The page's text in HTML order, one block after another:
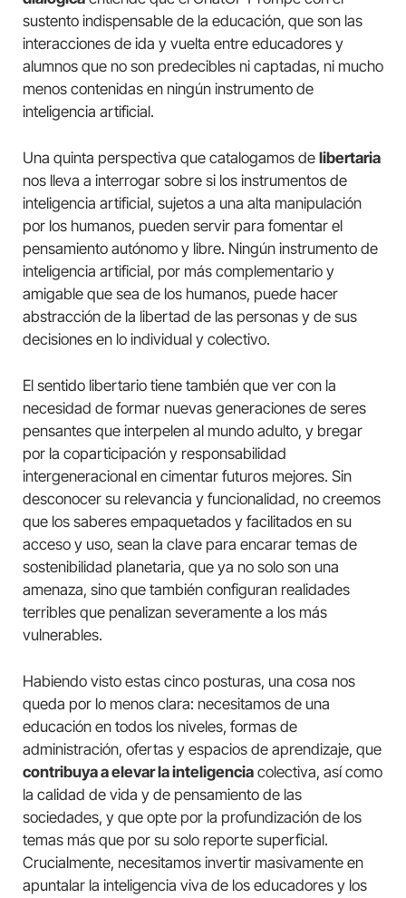
sustento indispensable de la educación, que son las
interacciones de ida y vuelta entre educadores y
alumnos que no son predecibles ni captadas, ni mucho
menos contenidas en ningún instrumento de
inteligencia artificial.
Una quinta perspectiva que catalogamos de libertaria
nos lleva a interrogar sobre si los instrumentos de
inteligencia artificial, sujetos a una alta manipulación
por los humanos, pueden servir para fomentar el
pensamiento autónomo y libre. Ningún instrumento de
inteligencia artificial, por más complementario y
amigable que sea de los humanos, puede hacer
abstracción de la libertad de las personas y de sus
decisiones en lo individual y colectivo.
El sentido libertario tiene también que ver con la
necesidad de formar nuevas generaciones de seres
pensantes que interpelen al mundo adulto, y bregar
por la coparticipación y responsabilidad
intergeneracional en cimentar futuros mejores. Sin
desconocer su relevancia y funcionalidad, no creemos
que los saberes empaquetados y facilitados en su
acceso y uso, sean la clave para encarar temas de
sostenibilidad planetaria, que ya no solo son una
amenaza, sino que también configuran realidades
terribles que penalizan severamente a los más
vulnerables.
Habiendo visto estas cinco posturas, una cosa nos
queda por lo menos clara: necesitamos de una
educación en todos los niveles, formas de
administración, ofertas y espacios de aprendizaje, que
contribuya a elevar la inteligencia colectiva, así como
la calidad de vida y de pensamiento de las
sociedades, y que opte por la profundización de los
temas más que por su solo reporte superficial.
Crucialmente, necesitamos invertir masivamente en
apuntalar la inteligencia viva de los educadores y los